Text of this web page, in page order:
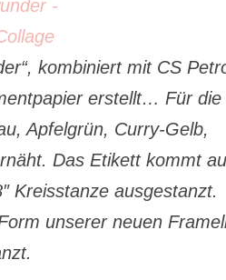
kombiniert mit CS
erstellt… Für die
Apfelgrün, Curry-Gelb,
Das Etikett kommt
Kreisstanzeausgestanzt.
unserer neuen